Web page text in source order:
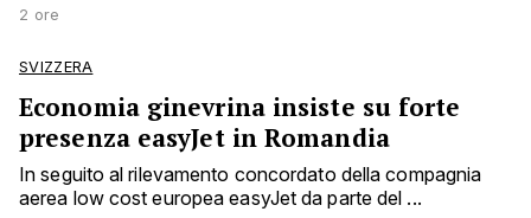
2 ore
SVIZZERA
Economia ginevrina insiste su forte
presenza easyJet in Romandia
In seguito al rilevamento concordato della compagnia
aerea low cost europea easyJet da parte del ...